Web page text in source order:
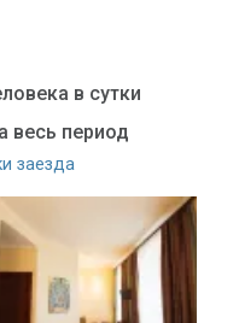
в сутки
весь период
заезда